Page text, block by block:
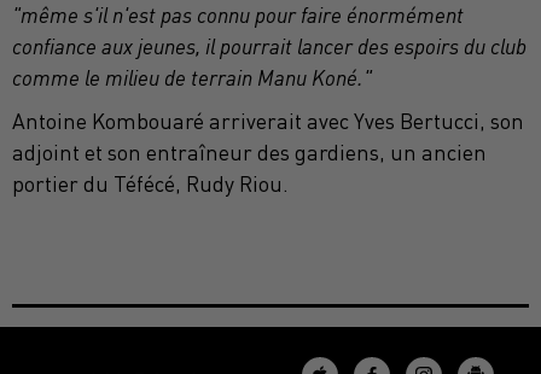
"même s'il n'est pas connu pour faire énormément
confiance aux jeunes, il pourrait lancer des espoirs du club
comme le milieu de terrain Manu Koné."
Antoine Kombouaré arriverait avec Yves Bertucci, son
adjoint et son entraîneur des gardiens, un ancien
portier du Téfécé, Rudy Riou.